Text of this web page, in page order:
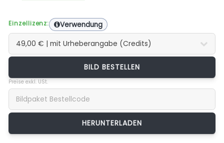
Einzellizenz: Verwendung
BILD BESTELLEN
Preise exkl. USt.